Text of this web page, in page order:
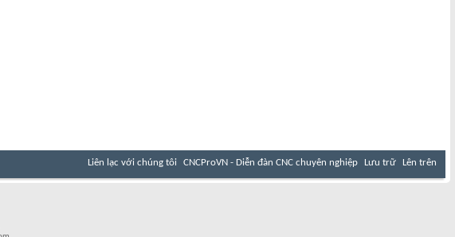
Liên lạc với chúng tôi CNCProVN - Diễn đàn CNC chuyên nghiệp Lưu trữ Lên trên